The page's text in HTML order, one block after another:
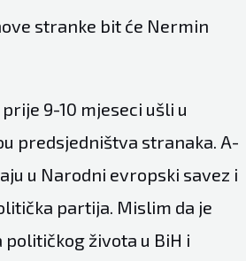
stranke bit će Nermin
9-10 mjeseci ušli u
predsjedništva stranaka. A-
u Narodni evropski savez i
partija. Mislim da je
života u BiH i